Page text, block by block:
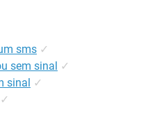
sms ✓
sem sinal ✓
sinal ✓
✓